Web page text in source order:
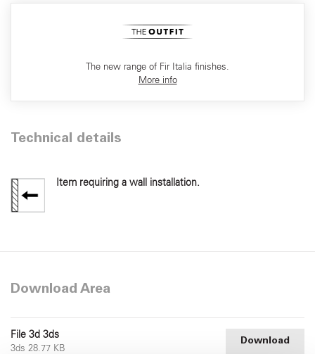
The new range of Fir Italia finishes.
More info
Technical details
Item requiring a wall installation.
Download Area
File 3d 3ds
3ds 28.77 KB
Download